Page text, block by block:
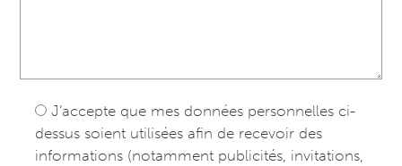
J’accepte que mes données personnelles ci-
dessus soient utilisées afin de recevoir des
informations (notamment publicités, invitations,